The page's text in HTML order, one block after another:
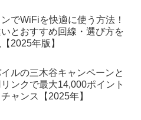
でWiFiを快適に使う方法！
とおすすめ回線・選び方を
2025年版】
ルの三木谷キャンペーンと
ンクで最大14,000ポイント
ャンス【2025年】